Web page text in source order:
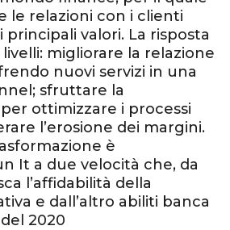
le relazioni con i clienti
valori. La risposta
migliorare la relazione
nuovi servizi in una
sfruttare la
ottimizzare i processi
l’erosione dei margini.
è
It a due velocità che, da
l’affidabilità della
e dall’altro abiliti banca
2020